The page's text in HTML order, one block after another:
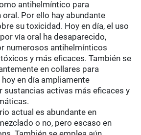
antihelmíntico para
Por ello hay abundante
su toxicidad. Hoy en día, el uso
vía oral ha desaparecido,
numerosos antihelmínticos
y más eficaces. También se
en collares para
en día ampliamente
sustancias activas más eficaces y
actual es abundante en
o no, pero escaso en